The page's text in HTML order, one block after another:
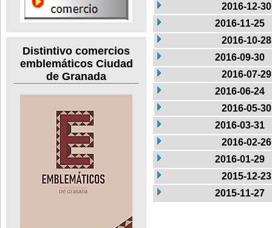
Distintivo comercios
emblemáticos Ciudad
de Granada
2016-12-30
2016-11-25
2016-10-28
2016-09-30
2016-07-29
2016-06-24
2016-05-30
2016-03-31
2016-02-26
2016-01-29
2015-12-23
2015-11-27